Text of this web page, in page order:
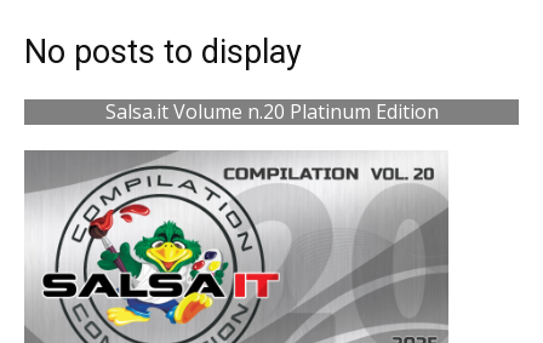
No posts to display
Salsa.it Volume n.20 Platinum Edition